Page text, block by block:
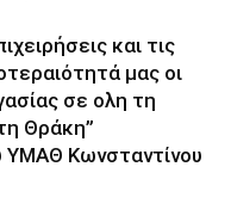
και τις
μας οι
σε ολη τη
Θράκη”
ΥΜΑΘ Κωνσταντίνου